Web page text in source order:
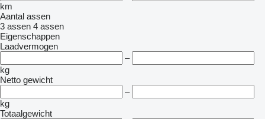
km
Aantal assen
3 assen 4 assen
Eigenschappen
Laadvermogen
–
kg
Netto gewicht
–
kg
Totaalgewicht